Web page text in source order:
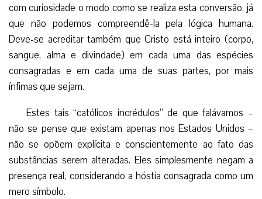
com curiosidade o modo como se realiza esta conversão, já
que não podemos compreendê-la pela lógica humana.
Deve-se acreditar também que Cristo está inteiro (corpo,
sangue, alma e divindade) em cada uma das espécies
consagradas e em cada uma de suas partes, por mais
ínfimas que sejam.
Estes tais “católicos incrédulos” de que falávamos –
não se pense que existam apenas nos Estados Unidos –
não se opõem explícita e conscientemente ao fato das
substâncias serem alteradas. Eles simplesmente negam a
presença real, considerando a hóstia consagrada como um
mero símbolo.